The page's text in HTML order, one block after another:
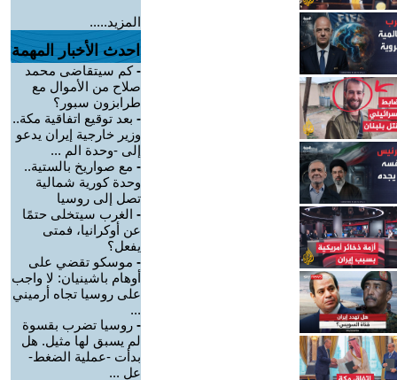
المزيد.....
احدث الأخبار المهمة
-كم سيتقاضى محمد
صلاح من الأموال مع
طرابزون سبور؟
- بعد توقيع اتفاقية مكة..
وزير خارجية إيران يدعو
إلى -وحدة الم ...
- مع صواريخ بالستية..
وحدة كورية شمالية
تصل إلى روسيا
- الغرب سيتخلى حتمًا
عن أوكرانيا، فمتى
يفعل؟
- موسكو تقضي على
أوهام باشينيان: لا واجب
على روسيا تجاه أرميني
...
- روسيا تضرب بقسوة
لم يسبق لها مثيل. هل
بدأت -عملية الضغط-
عل ...